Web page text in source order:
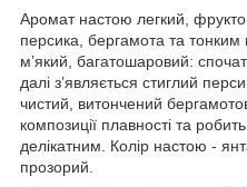
Аромат настою легкий,
персика, бергамота та
м’який, багатошаровий:
далі з’являється стиглий
чистий, витончений
композиції плавності та
делікатним. Колір настою -
прозорий.